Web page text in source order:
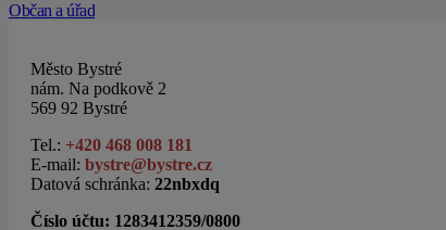
Občan a úřad
Město Bystré
nám. Na podkově 2
569 92 Bystré
Tel.: +420 468 008 181
E-mail: bystre@bystre.cz
Datová schránka: 22nbxdq
Číslo účtu: 1283412359/0800